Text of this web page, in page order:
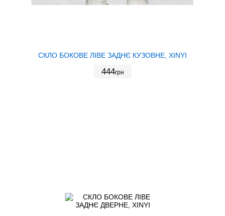
СКЛО БОКОВЕ ЛІВЕ ЗАДНЄ КУЗОВНЕ, XINYI
444грн